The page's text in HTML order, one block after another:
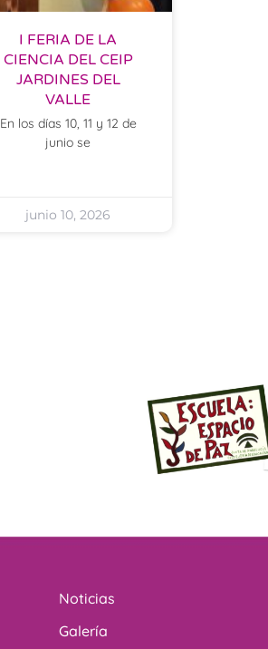
I FERIA DE LA
CIENCIA DEL CEIP
JARDINES DEL
VALLE
En los días 10, 11 y 12 de
junio se
junio 10, 2026
Noticias
Galería